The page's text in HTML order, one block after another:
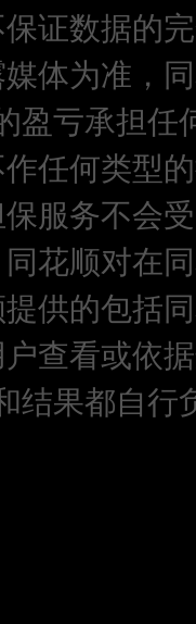
证数据的
媒体为准，
盈亏承担任
任何类型
服务不会
花顺对在
供的包括
查看或依
结果都自行